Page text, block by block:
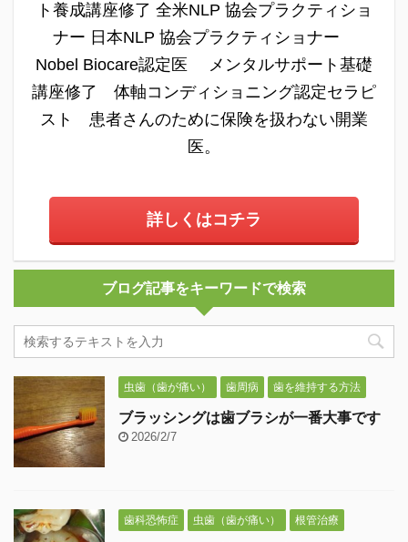
ト養成講座修了 全米NLP 協会プラクティショ
ナー 日本NLP 協会プラクティショナー
Nobel Biocare認定医 メンタルサポート基礎
講座修了 体軸コンディショニング認定セラピ
スト 患者さんのために保険を扱わない開業
医。
詳しくはコチラ
ブログ記事をキーワードで検索
虫歯（歯が痛い） 歯周病 歯を維持する方法
ブラッシングは歯ブラシが一番大事です
2026/2/7
歯科恐怖症 虫歯（歯が痛い） 根管治療